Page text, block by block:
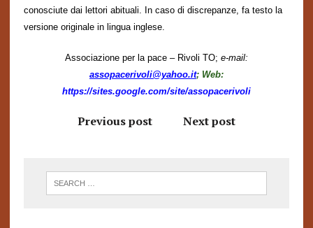
conosciute dai lettori abituali. In caso di discrepanze, fa testo la
versione originale in lingua inglese.
Associazione per la pace – Rivoli TO; e-mail:
assopacerivoli@yahoo.it; Web:
https://sites.google.com/site/assopacerivoli
Previous post Next post